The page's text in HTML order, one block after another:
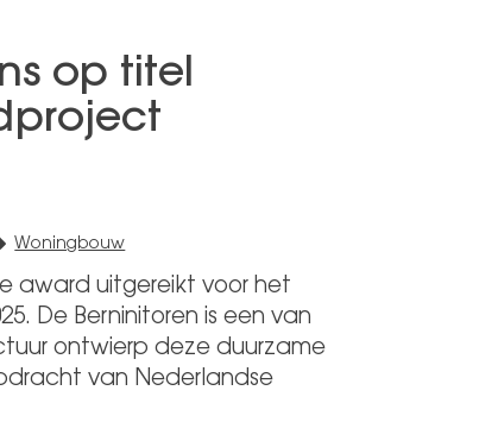
op titel
Woningbouw
award uitgereikt voor het
De Berninitoren is een van
ontwierp deze duurzame
van Nederlandse